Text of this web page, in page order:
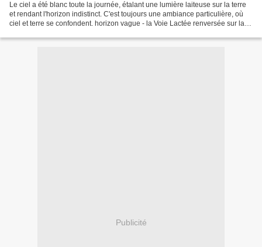
Le ciel a été blanc toute la journée, étalant une lumière laiteuse sur la terre
et rendant l'horizon indistinct. C'est toujours une ambiance particulière, où
ciel et terre se confondent. horizon vague - la Voie Lactée renversée sur la
Publicité